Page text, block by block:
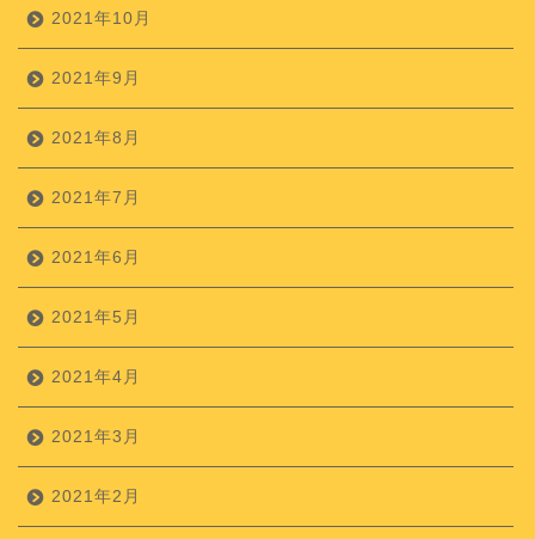
2021年10月
2021年9月
2021年8月
2021年7月
2021年6月
2021年5月
2021年4月
2021年3月
2021年2月